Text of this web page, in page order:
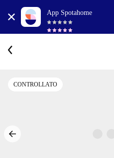
App Spotahome
CONTROLLATO